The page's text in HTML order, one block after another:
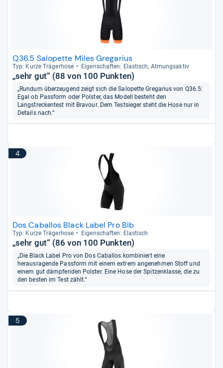
Q36.5 Salopette Miles Gregarius
Typ: Kurze Trä­ger­hose Eigen­schaf­ten: Elas­tisch, Atmungs­ak­tiv
„sehr gut“ (88 von 100 Punkten)
„Rundum überzeugend zeigt sich die Salopette Gregarius von Q36.5:
Egal ob Passform oder Polster, das Modell besteht den
Langstreckentest mit Bravour. Dem Testsieger steht die Hose nur in
Details nach.“
4
Dos Caballos Black Label Pro Bib
Typ: Kurze Trä­ger­hose Eigen­schaf­ten: Elas­tisch
„sehr gut“ (86 von 100 Punkten)
„Die Black Label Pro von Dos Caballos kombiniert eine
herausragende Passform mit einem extrem angenehmen Stoff und
einem gut dämpfenden Polster. Eine Hose der Spitzenklasse, die zu
den besten im Test zählt.“
5